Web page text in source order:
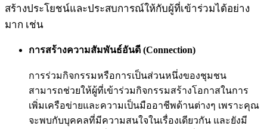
สร้างประโยชน์และประสบการณ์ให้กับผู้ที่เข้าร่วมได้อย่าง
มาก เช่น
การสร้างความสัมพันธ์อันดี (Connection)
การร่วมกิจกรรมหรือการเป็นส่วนหนึ่งของชุมชน
สามารถช่วยให้ผู้ที่เข้าร่วมกิจกรรมสร้างโอกาสในการ
เพิ่มเครือข่ายและความเป็นมืออาชีพด้านต่างๆ เพราะคุณ
จะพบกับบุคคลที่มีความสนใจในเรื่องเดียวกัน และยังมี